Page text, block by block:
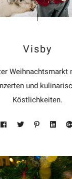
Visby
Weihnachtsmarkt
und
Köstlichkeiten.